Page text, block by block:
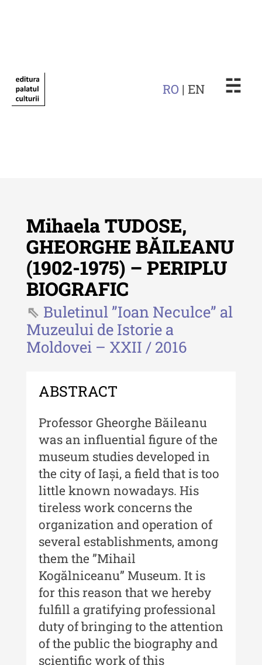
RO | EN ☵
Revista "Cercetări istorice"
Revista "Cercetări istorice" - XLIV
- 2025
Revista "Cercetări istorice" - XLIII
- 2024
Buletinul ”Ioan Neculce” al Muzeului
de Istorie a Moldovei
Buletinul ”Ioan Neculce” al
Muzeului de Istorie a Moldovei -
XXIV / 2018
Buletinul ”Ioan Neculce” al
Muzeului de Istorie a Moldovei -
XXIII / 2017
Buletinul ”Ioan Neculce” al
Muzeului de Istorie a Moldovei -
XXII / 2016
Indexul Complet
Anuarul Muzeului Etnografic al
Mihaela TUDOSE,
GHEORGHE BĂILEANU
(1902-1975) – PERIPLU
BIOGRAFIC
Buletinul ”Ioan Neculce” al
Muzeului de Istorie a
Moldovei – XXII / 2016
ABSTRACT
Professor Gheorghe Băileanu
was an influential figure of the
museum studies developed in
the city of Iași, a field that is too
little known nowadays. His
tireless work concerns the
organization and operation of
several establishments, among
them the ”Mihail
Kogălniceanu” Museum. It is
for this reason that we hereby
fulfill a gratifying professional
duty of bringing to the attention
of the public the biography and
scientific work of this